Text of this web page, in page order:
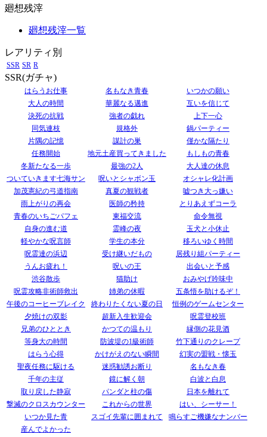
廻想残滓
廻想残滓一覧
レアリティ別
SSR SR R
SSR(ガチャ)
はらうお仕事 名もなき青春
いつかの願い
大人の時間
華麗なる邁進
互いを信じて
決死の抗戦
強者の戯れ
上下一心
同気連枝
規格外
鍋パーティー
片隅の記憶
謀計の巣
僅かな隔たり
任務開始
地元土産買ってきました
もしもの青春
冬新たなる一歩
最強の2人
大人達の休息
ついていきます七海サン
呪いとシャボン玉
オシャレ化計画
加茂憲紀の弓道指南
真夏の観戦者
嘘つき大っ嫌い
雨上がりの再会
医師の矜持
とりあえずコーラ
青春のいちごパフェ
東福交流
命令無視
自身の進む道
霊峰の夜
玉犬と小休止
軽やかな呪言師
学生の本分
移ろいゆく時間
呪霊達の浜辺
受け継いだもの
居残り組パーティー
うんお疲れ！
呪いの王
出会いと予感
渋谷散歩
猫助け
おみやげ吟味中
呪霊攻略非術師救出
姉弟の休暇
五条悟を助けるぞ！
午後のコーヒーブレイク
終わりたくない夏の日
恒例のゲームセンター
夕焼けの双影
超新入生歓迎会
呪霊登校班
兄弟のひととき
かつての温もり
縁側の花見酒
等身大の時間
防波堤の1級術師
竹下通りのクレープ
はらう心得
かけがえのない瞬間
幻実の盟戦・懐玉
聖夜任務に駆ける
迷惑勧誘お断り
名もなき春
千年の主従
鏡に解く朝
白波と白息
取り戻した静寂
パンダと柱の傷
日本を離れて
撃滅のクロスカウンター
これからの世界
はい、シーサー！
いつか見た青
スゴイ先輩に囲まれて
鳴らすご機嫌なナンバー
産んでよかった